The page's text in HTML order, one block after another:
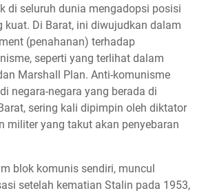
di seluruh dunia mengadopsi posisi
kuat. Di Barat, ini diwujudkan dalam
(penahanan) terhadap
seperti yang terlihat dalam
Marshall Plan. Anti-komunisme
negara-negara yang berada di
sering kali dipimpin oleh diktator
militer yang takut akan penyebaran
blok komunis sendiri, muncul
setelah kematian Stalin pada 1953,